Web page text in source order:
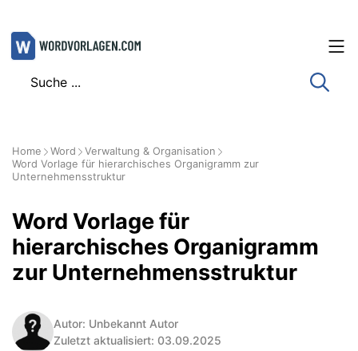
Zum
Inhalt
Home Word
Verwaltung & Organisation
Word Vorlage für hierarchisches Organigramm zur
Unternehmensstruktur
Word Vorlage für
hierarchisches Organigramm
zur Unternehmensstruktur
Autor: Unbekannt Autor
Zuletzt aktualisiert: 03.09.2025